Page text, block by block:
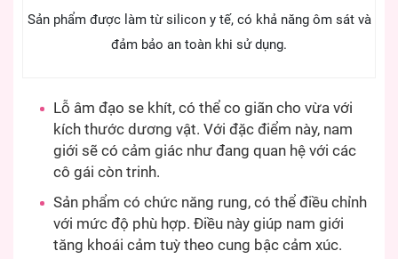
Sản phẩm được làm từ silicon y tế, có khả năng ôm sát và
đảm bảo an toàn khi sử dụng.
Lỗ âm đạo se khít, có thể co giãn cho vừa với
kích thước dương vật. Với đặc điểm này, nam
giới sẽ có cảm giác như đang quan hệ với các
cô gái còn trinh.
Sản phẩm có chức năng rung, có thể điều chỉnh
với mức độ phù hợp. Điều này giúp nam giới
tăng khoái cảm tuỳ theo cung bậc cảm xúc.